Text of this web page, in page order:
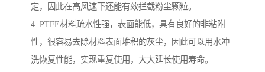
定，因此在高风速下还能有效拦截粉尘颗粒。
4. PTFE材料疏水性强，表面能低，具有良好的非粘附
性，很容易去除材料表面堆积的灰尘，因此可以用水冲
洗恢复性能，实现重复使用，大大延长使用寿命。